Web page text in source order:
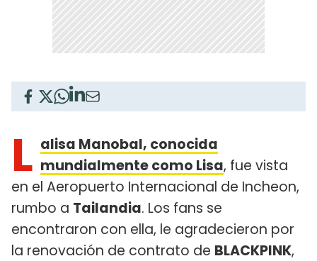
L alisa Manobal, conocida
mundialmente como Lisa, fue vista
en el Aeropuerto Internacional de Incheon,
rumbo a Tailandia. Los fans se
encontraron con ella, le agradecieron por
la renovación de contrato de BLACKPINK,